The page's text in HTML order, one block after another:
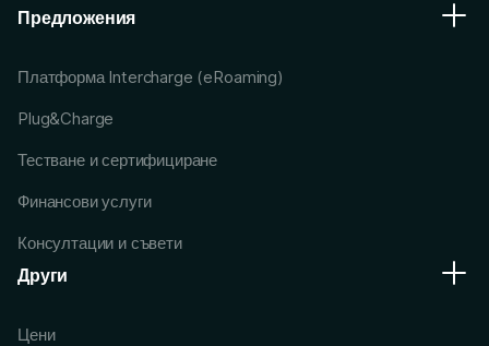
Предложения
Платформа Intercharge (eRoaming)
Plug&Charge
Тестване и сертифициране
Финансови услуги
Консултации и съвети
Други
Цени